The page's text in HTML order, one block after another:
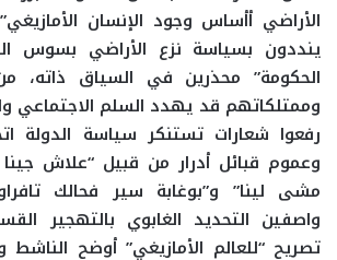
الأراضي أأساس وجود الإنسان
ينددون بسياسة نزع الأراضي بسوس
الحكومة” محذرين في السياق ذاته،
وممتلكاتهم قد يهدد السلم الاجتماعي
رفعوا شعارات تستنكر سياسة الدولة
وعموم قبائل أدرار من قبيل “علاش
مشى لينا” و”بوغابة سير فحالك
واصفين التحديد الغابوي بالتهجير
تصريح “للعالم الأمازيغي” أوضح الناشط